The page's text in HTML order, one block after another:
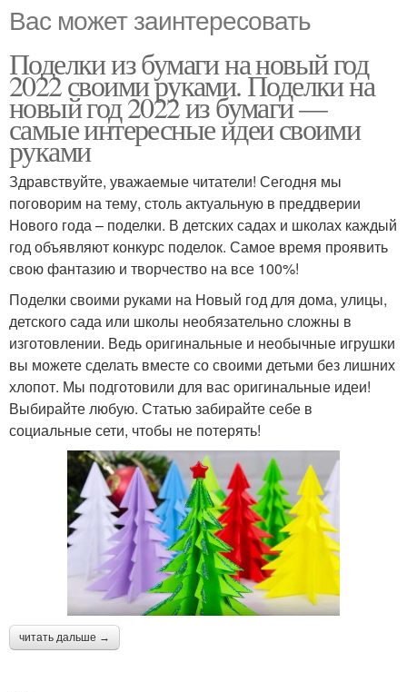
Вас может заинтересовать
Поделки из бумаги на новый год
2022 своими руками. Поделки на
новый год 2022 из бумаги —
самые интересные идеи своими
руками
Здравствуйте, уважаемые читатели! Сегодня мы
поговорим на тему, столь актуальную в преддверии
Нового года – поделки. В детских садах и школах каждый
год объявляют конкурс поделок. Самое время проявить
свою фантазию и творчество на все 100%!
Поделки своими руками на Новый год для дома, улицы,
детского сада или школы необязательно сложны в
изготовлении. Ведь оригинальные и необычные игрушки
вы можете сделать вместе со своими детьми без лишних
хлопот. Мы подготовили для вас оригинальные идеи!
Выбирайте любую. Статью забирайте себе в
социальные сети, чтобы не потерять!
читать дальше →